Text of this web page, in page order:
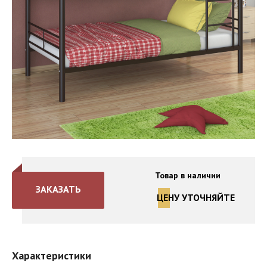
Товар в наличии
ЦЕНУ УТОЧНЯЙТЕ
ЗАКАЗАТЬ
Характеристики